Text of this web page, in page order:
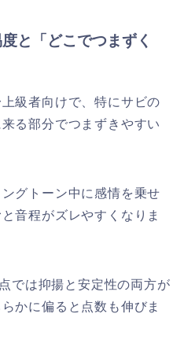
と「どこでつまずく
級者向けで、特にサビの
る部分でつまずきやすい
グトーン中に感情を乗せ
音程がズレやすくなりま
では抑揚と安定性の両方が
かに偏ると点数も伸びま